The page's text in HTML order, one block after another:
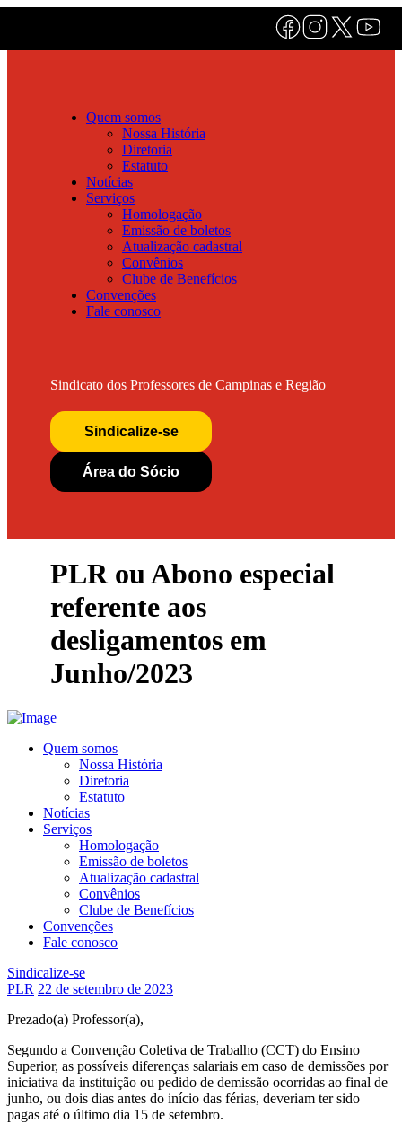
Quem somos
Nossa História
Diretoria
Estatuto
Notícias
Serviços
Homologação
Emissão de boletos
Atualização cadastral
Convênios
Clube de Benefícios
Convenções
Fale conosco
Sindicato dos Professores de Campinas e Região
Sindicalize-se
Área do Sócio
PLR ou Abono especial
referente aos
desligamentos em
Junho/2023
Quem somos
Nossa História
Diretoria
Estatuto
Notícias
Serviços
Homologação
Emissão de boletos
Atualização cadastral
Convênios
Clube de Benefícios
Convenções
Fale conosco
Sindicalize-se
PLR 22 de setembro de 2023
Prezado(a) Professor(a),
Segundo a Convenção Coletiva de Trabalho (CCT) do Ensino
Superior, as possíveis diferenças salariais em caso de demissões por
iniciativa da instituição ou pedido de demissão ocorridas ao final de
junho, ou dois dias antes do início das férias, deveriam ter sido
pagas até o último dia 15 de setembro.